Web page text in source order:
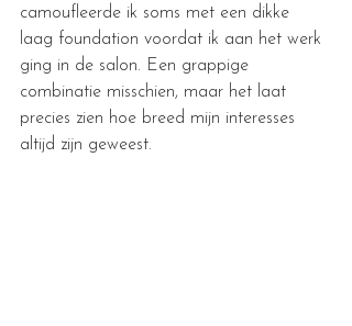
camoufleerde ik soms met een dikke
laag foundation voordat ik aan het werk
ging in de salon. Een grappige
combinatie misschien, maar het laat
precies zien hoe breed mijn interesses
altijd zijn geweest.